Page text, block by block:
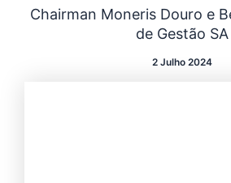
Chairman Moneris Douro e
de Gestão SA
2 Julho 2024